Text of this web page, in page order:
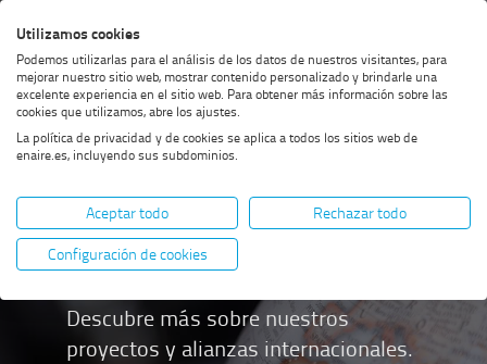
al
menú
al
contenido
al
footer
alto
contraste
Vocación
internacional
Descubre más sobre nuestros
proyectos y alianzas internacionales.
Utilizamos cookies
Podemos utilizarlas para el análisis de los datos de nuestros visitantes, para
mejorar nuestro sitio web, mostrar contenido personalizado y brindarle una
excelente experiencia en el sitio web. Para obtener más información sobre las
cookies que utilizamos, abre los ajustes.
La política de privacidad y de cookies se aplica a todos los sitios web de
enaire.es, incluyendo sus subdominios.
Aceptar todo
Rechazar todo
Configuración de cookies